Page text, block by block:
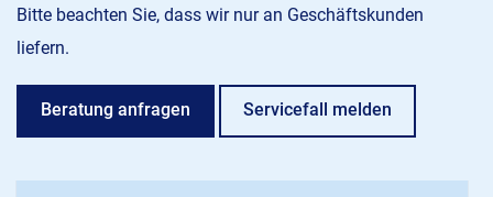
Bitte beachten Sie, dass wir nur an Geschäftskunden
liefern.
Beratung anfragen Servicefall melden